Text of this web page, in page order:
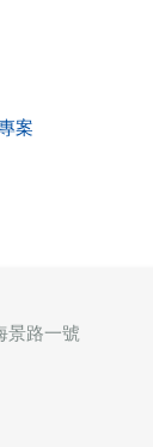
案
景路一號